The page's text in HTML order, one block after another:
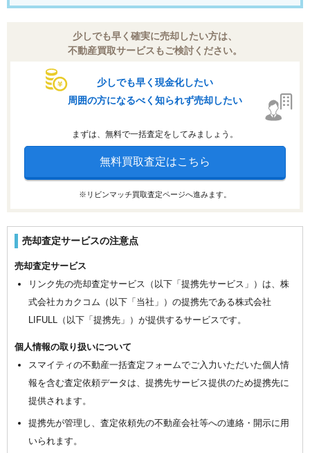
少しでも早く確実に売却したい方は、
不動産買取サービスもご検討ください。
少しでも早く現金化したい
周囲の方になるべく知られず売却したい
まずは、無料で一括査定をしてみましょう。
無料買取査定はこちら
※リビンマッチ買取査定ページへ進みます。
売却査定サービスの注意点
売却査定サービス
リンク先の売却査定サービス（以下「提携先サービス」）は、株
式会社カカクコム（以下「当社」）の提携先である株式会社
LIFULL（以下「提携先」）が提供するサービスです。
個人情報の取り扱いについて
スマイティの不動産一括査定フォームでご入力いただいた個人情
報を含む査定依頼データは、提携先サービス提供のため提携先に
提供されます。
提携先が管理し、査定依頼先の不動産会社等への連絡・開示に用
いられます。